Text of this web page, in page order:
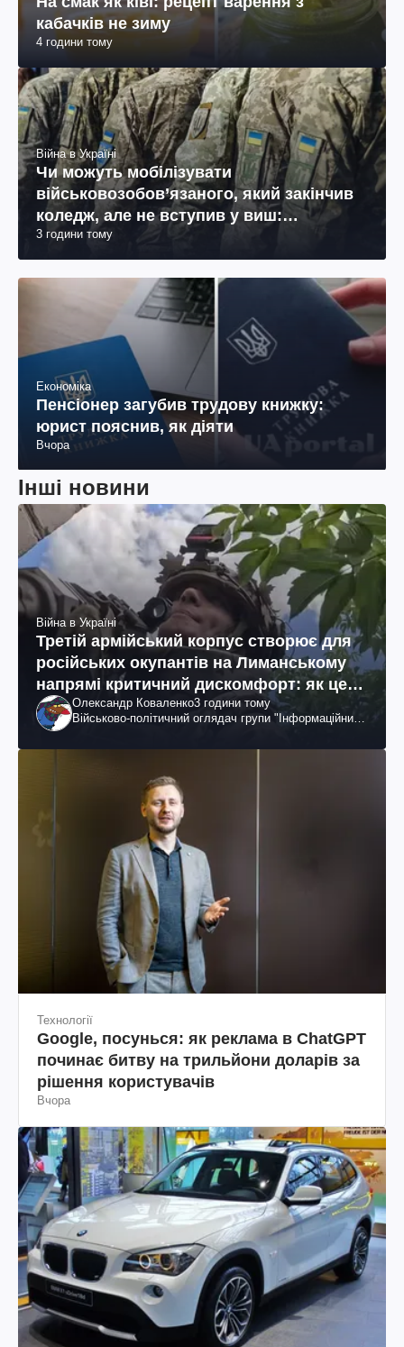
кабачків не зиму
4 години тому
Війна в Україні
Чи можуть мобілізувати
військовозобов’язаного, який закінчив
коледж, але не вступив у виш:
пояснення юриста
3 години тому
Економіка
Пенсіонер загубив трудову книжку:
юрист пояснив, як діяти
Вчора
Інші новини
Війна в Україні
Третій армійський корпус створює для
російських окупантів на Лиманському
напрямі критичний дискомфорт: як це
вдалосяОлександр Коваленко3 години тому
Військово-політичний оглядач групи "Інформаційний
Технології
Google, посунься: як реклама в ChatGPT
починає битву на трильйони доларів за
рішення користувачів
Вчора